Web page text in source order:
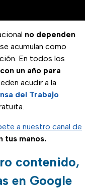
no dependen
se acumulan como
En todos los
un año para
acudir a la
del Trabajo
a nuestro canal de
tus manos.
contenido,
en Google